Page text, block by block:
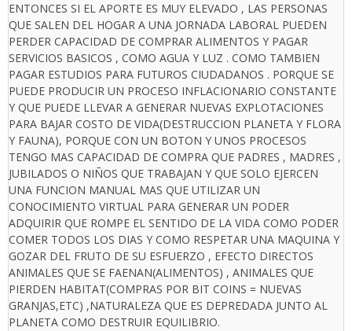
ENTONCES SI EL APORTE ES MUY ELEVADO , LAS PERSONAS
QUE SALEN DEL HOGAR A UNA JORNADA LABORAL PUEDEN
PERDER CAPACIDAD DE COMPRAR ALIMENTOS Y PAGAR
SERVICIOS BASICOS , COMO AGUA Y LUZ . COMO TAMBIEN
PAGAR ESTUDIOS PARA FUTUROS CIUDADANOS . PORQUE SE
PUEDE PRODUCIR UN PROCESO INFLACIONARIO CONSTANTE
Y QUE PUEDE LLEVAR A GENERAR NUEVAS EXPLOTACIONES
PARA BAJAR COSTO DE VIDA(DESTRUCCION PLANETA Y FLORA
Y FAUNA), PORQUE CON UN BOTON Y UNOS PROCESOS
TENGO MAS CAPACIDAD DE COMPRA QUE PADRES , MADRES ,
JUBILADOS O NIÑOS QUE TRABAJAN Y QUE SOLO EJERCEN
UNA FUNCION MANUAL MAS QUE UTILIZAR UN
CONOCIMIENTO VIRTUAL PARA GENERAR UN PODER
ADQUIRIR QUE ROMPE EL SENTIDO DE LA VIDA COMO PODER
COMER TODOS LOS DIAS Y COMO RESPETAR UNA MAQUINA Y
GOZAR DEL FRUTO DE SU ESFUERZO , EFECTO DIRECTOS
ANIMALES QUE SE FAENAN(ALIMENTOS) , ANIMALES QUE
PIERDEN HABITAT(COMPRAS POR BIT COINS = NUEVAS
GRANJAS,ETC) ,NATURALEZA QUE ES DEPREDADA JUNTO AL
PLANETA COMO DESTRUIR EQUILIBRIO.